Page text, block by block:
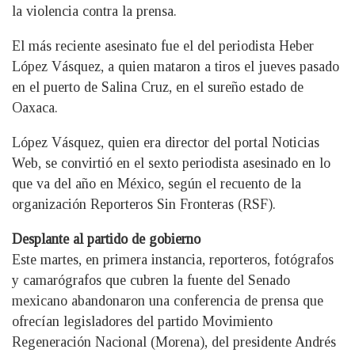
la violencia contra la prensa.
El más reciente asesinato fue el del periodista Heber
López Vásquez, a quien mataron a tiros el jueves pasado
en el puerto de Salina Cruz, en el sureño estado de
Oaxaca.
López Vásquez, quien era director del portal Noticias
Web, se convirtió en el sexto periodista asesinado en lo
que va del año en México, según el recuento de la
organización Reporteros Sin Fronteras (RSF).
Desplante al partido de gobierno
Este martes, en primera instancia, reporteros, fotógrafos
y camarógrafos que cubren la fuente del Senado
mexicano abandonaron una conferencia de prensa que
ofrecían legisladores del partido Movimiento
Regeneración Nacional (Morena), del presidente Andrés